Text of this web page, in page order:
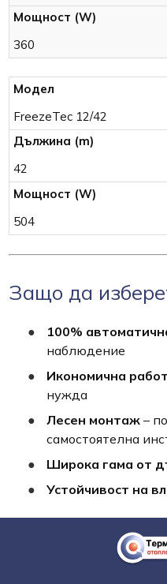
360
FreezeTec 12/42
42
504
Защо да
100%
наблюдение
Икономична
нужда
Лесен монтаж –
самостоятелна
Широка гама от
Устойчивост на